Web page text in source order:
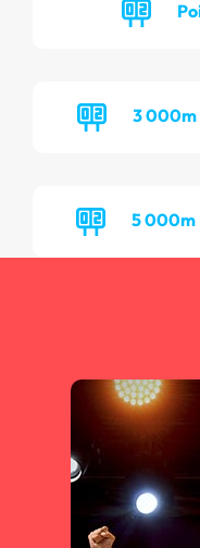
3 000m
5 000m